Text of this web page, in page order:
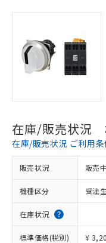
在庫/販売状況
在庫/販売状況 ご利用条
販売状況 販売中
機種区分 受注
在庫状況
標準価格(税別) ¥